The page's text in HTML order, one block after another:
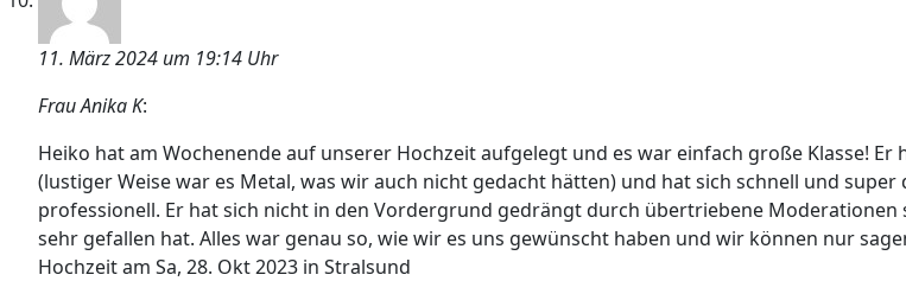
11. März 2024 um 19:14 Uhr
Frau Anika K:
Heiko hat am Wochenende auf unserer Hochzeit aufgelegt und es war einfach große Klasse!
(lustiger Weise war es Metal, was wir auch nicht gedacht hätten) und hat sich schnell und
professionell. Er hat sich nicht in den Vordergrund gedrängt durch übertriebene
sehr gefallen hat. Alles war genau so, wie wir es uns gewünscht haben und wir können nur
Hochzeit am Sa, 28. Okt 2023 in Stralsund